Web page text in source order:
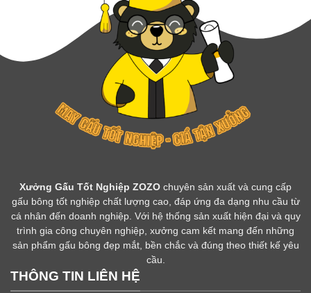
Xưởng Gấu Tốt Nghiệp ZOZO chuyên sản xuất và cung cấp
gấu bông tốt nghiệp chất lượng cao, đáp ứng đa dạng nhu cầu từ
cá nhân đến doanh nghiệp. Với hệ thống sản xuất hiện đại và quy
trình gia công chuyên nghiệp, xưởng cam kết mang đến những
sản phẩm gấu bông đẹp mắt, bền chắc và đúng theo thiết kế yêu
cầu.
THÔNG TIN LIÊN HỆ